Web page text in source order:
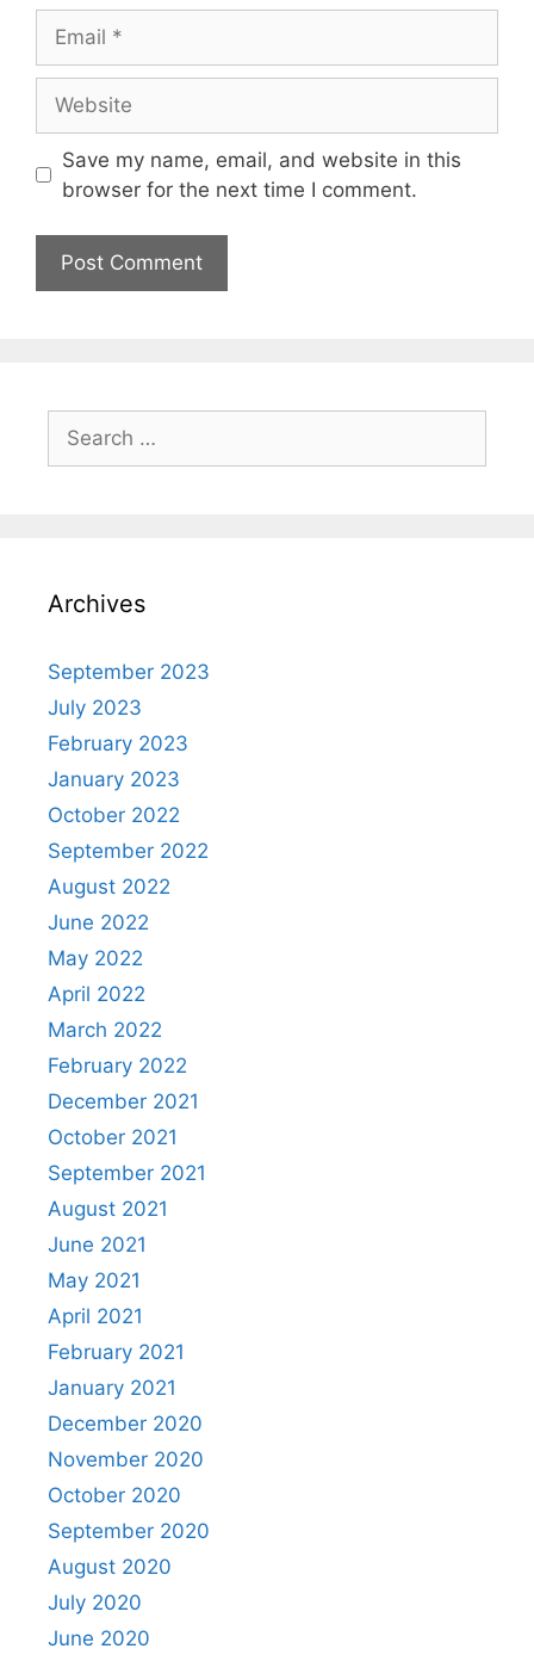
Save my name, email, and website in this
browser for the next time I comment.
Archives
September 2023
July 2023
February 2023
January 2023
October 2022
September 2022
August 2022
June 2022
May 2022
April 2022
March 2022
February 2022
December 2021
October 2021
September 2021
August 2021
June 2021
May 2021
April 2021
February 2021
January 2021
December 2020
November 2020
October 2020
September 2020
August 2020
July 2020
June 2020